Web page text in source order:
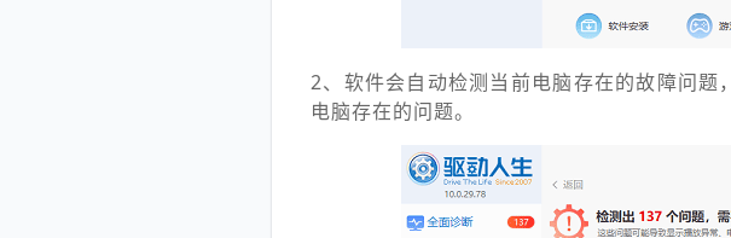
2、软件会自动检测当前电脑存在的故障问题
电脑存在的问题。